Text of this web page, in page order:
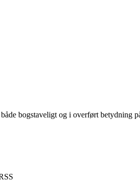
bogstaveligt og i overført betydning